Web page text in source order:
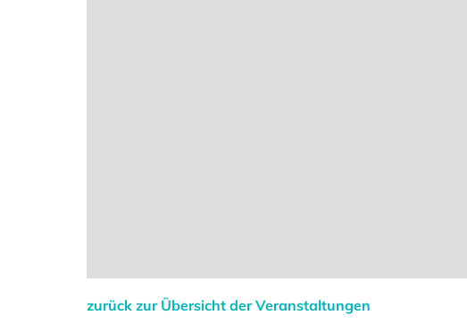
zurück zur Übersicht der Veranstaltungen